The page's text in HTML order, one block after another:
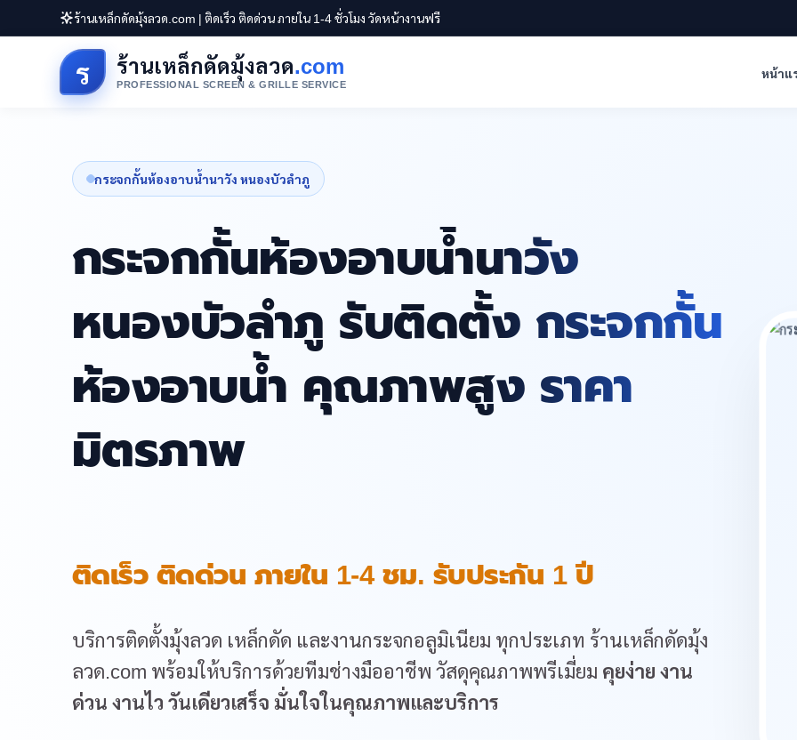
ร้านเหล็กดัดมุ้งลวด.com | ติดเร็ว ติดด่วน ภายใน 1-4 ชั่วโมง วัดหน้างานฟรี
ร ร้านเหล็กดัดมุ้งลวด.com
PROFESSIONAL SCREEN & GRILLE SERVICE
หน้าแ
กระจกกั้นห้องอาบน้ำนาวัง หนองบัวลำภู
กระจกกั้นห้องอาบน้ำนาวัง
หนองบัวลำภู รับติดตั้ง กระจกกั้น
ห้องอาบน้ำ คุณภาพสูง ราคา
มิตรภาพ
ติดเร็ว ติดด่วน ภายใน 1-4 ชม. รับประกัน 1 ปี
บริการติดตั้งมุ้งลวด เหล็กดัด และงานกระจกอลูมิเนียม ทุกประเภท ร้านเหล็กดัดมุ้ง
ลวด.com พร้อมให้บริการด้วยทีมช่างมืออาชีพ วัสดุคุณภาพพรีเมี่ยม คุยง่าย งาน
ด่วน งานไว วันเดียวเสร็จ มั่นใจในคุณภาพและบริการ